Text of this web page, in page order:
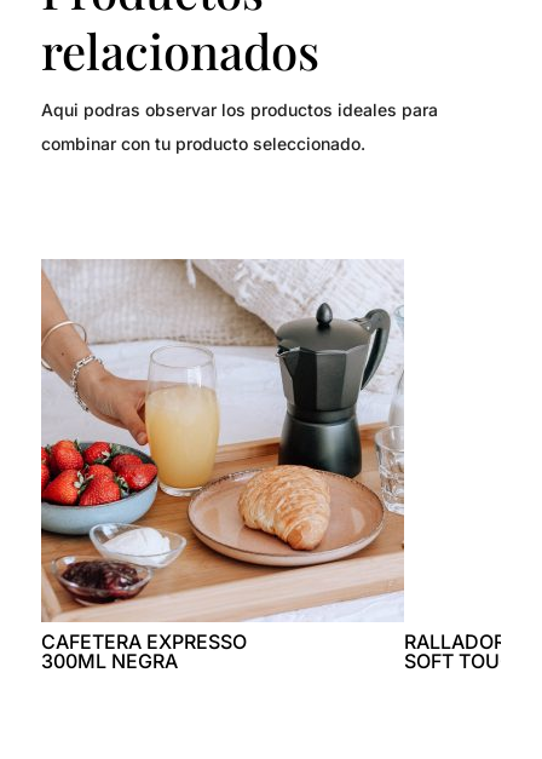
relacionados
Aqui podras observar los productos ideales para
combinar con tu producto seleccionado.
CAFETERA EXPRESSO
300ML NEGRA
RALLADOR
SOFT TOUCH